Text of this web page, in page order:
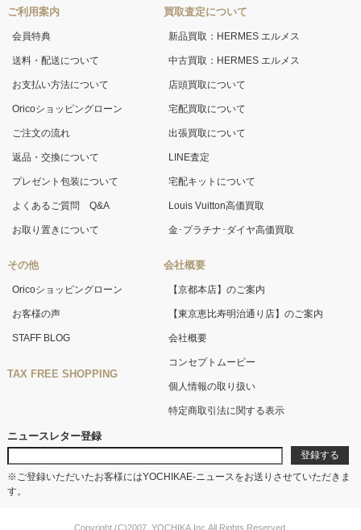
ご利用案内
会員特典
送料・配送について
お支払い方法について
Oricoショッピングローン
ご注文の流れ
返品・交換について
プレゼント包装について
よくあるご質問 Q&A
お取り置きについて
その他
Oricoショッピングローン
お客様の声
STAFF BLOG
TAX FREE SHOPPING
買取査定について
新品買取：HERMES エルメス
中古買取：HERMES エルメス
店頭買取について
宅配買取について
出張買取について
LINE査定
宅配キットについて
Louis Vuitton高価買取
金･プラチナ･ダイヤ高価買取
会社概要
【京都本店】のご案内
【東京恵比寿明治通り店】のご案内
会社概要
コンセプトムービー
個人情報の取り扱い
特定商取引法に関する表示
ニュースレター登録
※ご登録いただいたお客様にはYOCHIKAE-ニュースをお送りさせていただきま
す。
Copyright (C)2007. YOCHIKA,Inc.All Rights Reserved.